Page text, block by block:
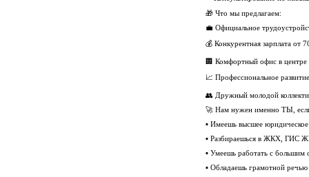
🎁 Что мы предлагаем:
💼 Официальное
💰 Конкурентная зарплата от
🏢 Комфортный офис в центре
📈 Профессиональное
👥 Дружный молодой
🚀 Нам нужен именно ТЫ,
▪ Имеешь высшее юридическое
▪ Разбираешься в ЖКХ, ГИС
▪ Умеешь работать с большим
▪ Обладаешь грамотной